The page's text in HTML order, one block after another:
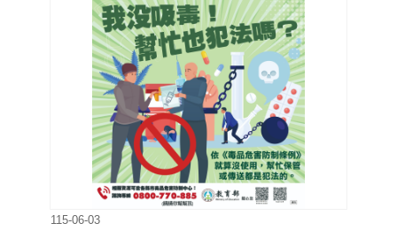
115-06-03